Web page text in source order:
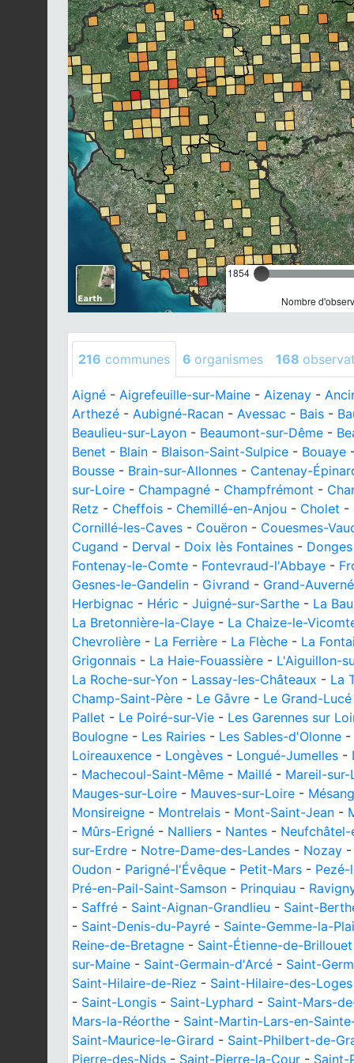
1854
Nombre
216 communes 6 organismes 168
Aigné - Aigrefeuille-sur-Maine - Aizenay -
Arthezé - Aubigné-Racan - Avessac - Bais -
Beaulieu-sur-Layon - Beaumont-sur-Dême -
Benet - Blain - Blaison-Saint-Sulpice - Bouaye
Bousse - Brain-sur-Allonnes - Cantenay-
sur-Loire - Champagné - Champfrémont -
Retz - Cheffois - Chemillé-en-Anjou - Cholet -
Cornillé-les-Caves - Couëron - Couesmes-
Cugand - Derval - Doix lès Fontaines - Donges
Fontenay-le-Comte - Fontevraud-l'Abbaye -
Gesnes-le-Gandelin - Givrand - Grand-Auverné
Herbignac - Héric - Juigné-sur-Sarthe - La
La Bretonnière-la-Claye - La Chaize-le-
Chevrolière - La Ferrière - La Flèche - La
Grigonnais - La Haie-Fouassière - L'Aiguillon-
La Roche-sur-Yon - Lassay-les-Châteaux - La
Champ-Saint-Père - Le Gâvre - Le Grand-Lucé
Pallet - Le Poiré-sur-Vie - Les Garennes sur
Boulogne - Les Rairies - Les Sables-d'Olonne -
Loireauxence - Longèves - Longué-Jumelles -
- Machecoul-Saint-Même - Maillé - Mareil-sur-
Mauges-sur-Loire - Mauves-sur-Loire -
Monsireigne - Montrelais - Mont-Saint-Jean -
- Mûrs-Erigné - Nalliers - Nantes - Neufchâtel-
sur-Erdre - Notre-Dame-des-Landes - Nozay
Oudon - Parigné-l'Évêque - Petit-Mars -
Pré-en-Pail-Saint-Samson - Prinquiau -
- Saffré - Saint-Aignan-Grandlieu - Saint-
- Saint-Denis-du-Payré - Sainte-Gemme-la-
Reine-de-Bretagne - Saint-Étienne-de-Brillouet
sur-Maine - Saint-Germain-d'Arcé - Saint-
Saint-Hilaire-de-Riez - Saint-Hilaire-des-Loges
- Saint-Longis - Saint-Lyphard - Saint-Mars-
Mars-la-Réorthe - Saint-Martin-Lars-en-
Saint-Maurice-le-Girard - Saint-Philbert-de-
Pierre-des-Nids - Saint-Pierre-la-Cour - Saint-